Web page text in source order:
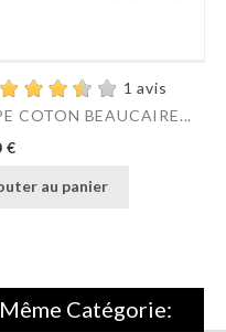
1 avis
COTON BEAUCAIRE...
€
au panier
Catégorie: